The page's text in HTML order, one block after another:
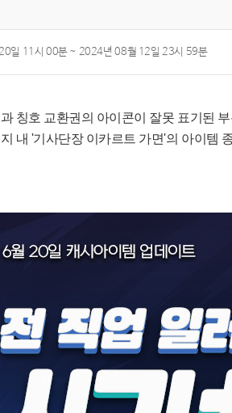
일 11시 00분 ~ 2024년 08월 12일 23시 59분
칭호 교환권의 아이콘이 잘못 표기된
내 '기사단장 이카르트 가면'의 아이템